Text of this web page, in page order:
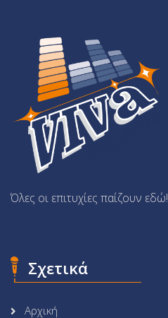
Όλες οι επιτυχίες παίζουν εδώ!
Σχετικά
Αρχική